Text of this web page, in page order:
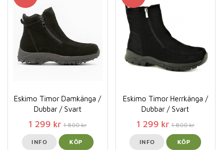
Eskimo Timor Damkänga /
Dubbar / Svart
1 299 kr 1 800 kr
INFO KÖP
Eskimo Timor Herrkänga /
Dubbar / Svart
1 299 kr 1 800 kr
INFO KÖP